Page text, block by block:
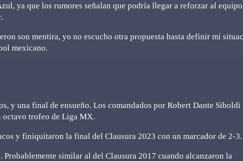
ya que los rumores señalan que podría llegar a reforzar al
son mentira, yo no escucho otra propuesta hasta definir mi
mexicano.
y una final de ensueño. Los comandados por Robert Dante Siboldi
trofeo de Liga MX.
y finiquitaron la final del Clausura 2023 con un marcador de 2-3.
similar al del Clausura 2017 cuando alcanzaron la